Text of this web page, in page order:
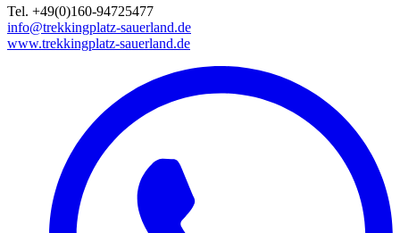
Tel. +49(0)160-94725477
info@trekkingplatz-sauerland.de
www.trekkingplatz-sauerland.de